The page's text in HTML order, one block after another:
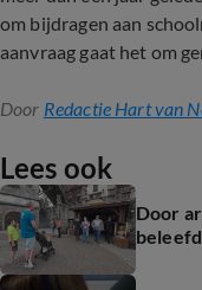
om bijdragen aan
aanvraag gaat het om
Door Redactie Hart van
Lees ook
Door